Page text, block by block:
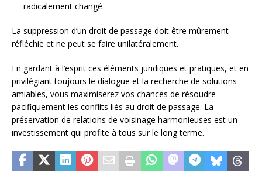
radicalement changé
La suppression d’un droit de passage doit être mûrement
réfléchie et ne peut se faire unilatéralement.
En gardant à l’esprit ces éléments juridiques et pratiques, et en
privilégiant toujours le dialogue et la recherche de solutions
amiables, vous maximiserez vos chances de résoudre
pacifiquement les conflits liés au droit de passage. La
préservation de relations de voisinage harmonieuses est un
investissement qui profite à tous sur le long terme.